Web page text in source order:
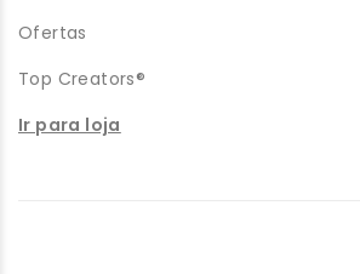
Ofertas
Top Creators®
Ir para loja